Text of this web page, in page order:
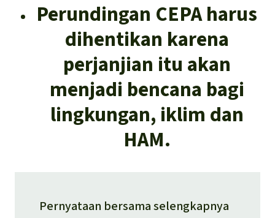
Perundingan CEPA harus
dihentikan karena
perjanjian itu akan
menjadi bencana bagi
lingkungan, iklim dan
HAM.
Pernyataan bersama selengkapnya